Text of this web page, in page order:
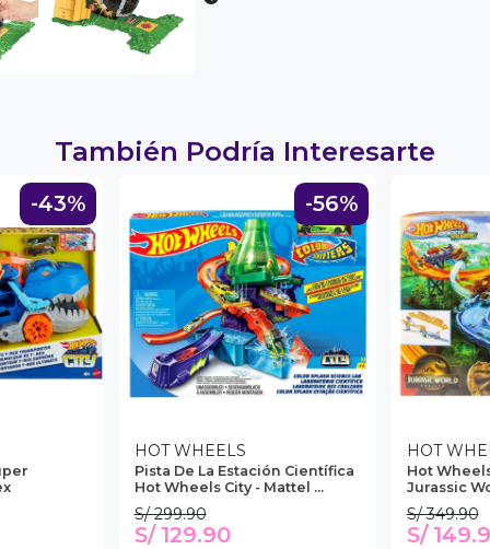
También Podría Interesarte
-43% -56%
HOT WHEELS
Pista De La Estación Científica
Hot Wheels City - Mattel ...
S/ 299.90
S/ 129.90
HOT
Hot
Jurassic
S/ 349.90
S/